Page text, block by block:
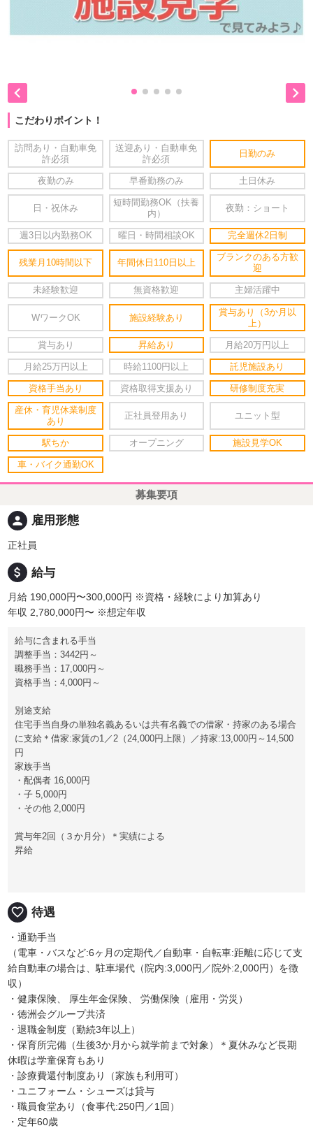
 
こだわりポイント！
訪問あり・自動車免
許必須
送迎あり・自動車免
許必須
日勤のみ
夜勤のみ 早番勤務のみ 土日休み
日・祝休み
短時間勤務OK（扶養
内）
夜勤：ショート
週3日以内勤務OK 曜日・時間相談OK 完全週休2日制
残業月10時間以下 年間休日110日以上
ブランクのある方歓
迎
未経験歓迎 無資格歓迎 主婦活躍中
WワークOK 施設経験あり
賞与あり（3か月以
上）
賞与あり 昇給あり 月給20万円以上
月給25万円以上 時給1100円以上 託児施設あり
資格手当あり 資格取得支援あり 研修制度充実
産休・育児休業制度
あり
正社員登用あり ユニット型
駅ちか オープニング 施設見学OK
車・バイク通勤OK
募集要項
person 雇用形態
正社員
attach_money 給与
月給 190,000円〜300,000円 ※資格・経験により加算あり
年収 2,780,000円〜 ※想定年収
給与に含まれる手当
調整手当：3442円～
職務手当：17,000円～
資格手当：4,000円～
別途支給
住宅手当自身の単独名義あるいは共有名義での借家・持家のある場合
に支給＊借家:家賃の1／2（24,000円上限）／持家:13,000円～14,500
円
家族手当
・配偶者 16,000円
・子 5,000円
・その他 2,000円
賞与年2回（３か月分）＊実績による
昇給
favorite_border 待遇
・通勤手当
（電車・バスなど:6ヶ月の定期代／自動車・自転車:距離に応じて支
給自動車の場合は、駐車場代（院内:3,000円／院外:2,000円）を徴
収）
・健康保険、 厚生年金保険、 労働保険（雇用・労災）
・徳洲会グループ共済
・退職金制度（勤続3年以上）
・保育所完備（生後3か月から就学前まで対象）＊夏休みなど長期
休暇は学童保育もあり
・診療費還付制度あり（家族も利用可）
・ユニフォーム・シューズは貸与
・職員食堂あり（食事代:250円／1回）
・定年60歳